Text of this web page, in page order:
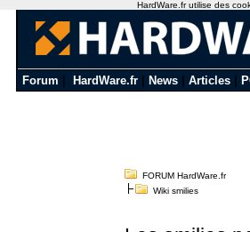
Forum HardWare.fr News Articles
FORUM HardWare.fr
Wiki smilies
HardWare.fr utilise des